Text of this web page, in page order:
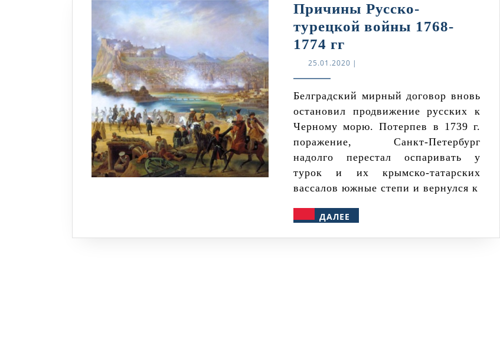
Причины Русско-
турецкой войны 1768-
1774 ггПричины
Русско-
войны
1768-
1774
гг
25.01.202025.01.2020
|
Белградский мирный договор вновь
остановил продвижение русских к
Черному морю. Потерпев в 1739 г.
поражение, Санкт-Петербург
надолго перестал оспаривать у
турок и их крымско-татарских
вассалов южные степи и вернулся к
ДАЛЕЕ